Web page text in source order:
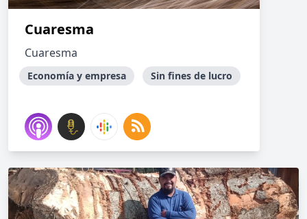
Cuaresma
Cuaresma
Economía y empresa Sin fines de lucro